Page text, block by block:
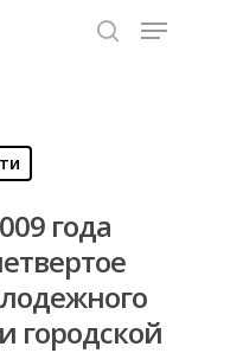
года
городской